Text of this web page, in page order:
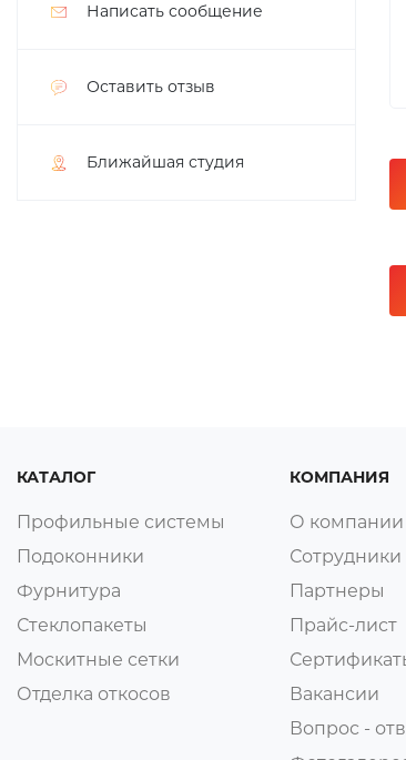
Написать сообщение
Оставить отзыв
Ближайшая студия
КАТАЛОГ
Профильные системы
Подоконники
Фурнитура
Стеклопакеты
Москитные сетки
Отделка откосов
КОМПАНИЯ
О компании
Сотрудники
Партнеры
Прайс-лист
Вакансии
Вопрос -